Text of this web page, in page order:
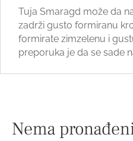
Tuja Smaragd može da
zadrži gusto formiranu
formirate zimzelenu i
preporuka je da se sade
Nema